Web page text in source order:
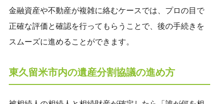
金融資産や不動産が複雑に絡むケースでは、プロの目で
正確な評価と確認を行ってもらうことで、後の手続きを
スムーズに進めることができます。
東久留米市内の遺産分割協議の進め方